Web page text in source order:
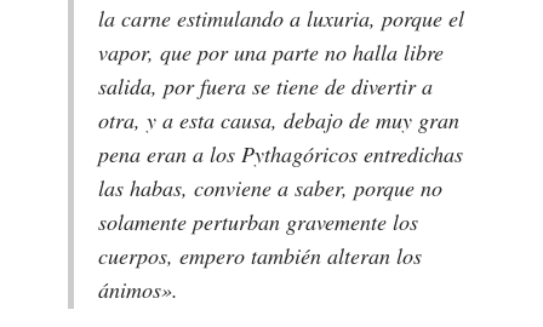
la carne estimulando a luxuria, porque el
vapor, que por una parte no halla libre
salida, por fuera se tiene de divertir a
otra, y a esta causa, debajo de muy gran
pena eran a los Pythagóricos entredichas
las habas, conviene a saber, porque no
solamente perturban gravemente los
cuerpos, empero también alteran los
ánimos».